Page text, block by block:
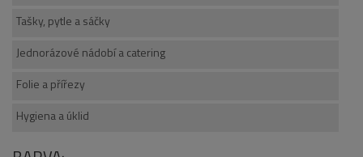
Tašky, pytle a sáčky
Jednorázové nádobí a catering
Folie a přířezy
Hygiena a úklid